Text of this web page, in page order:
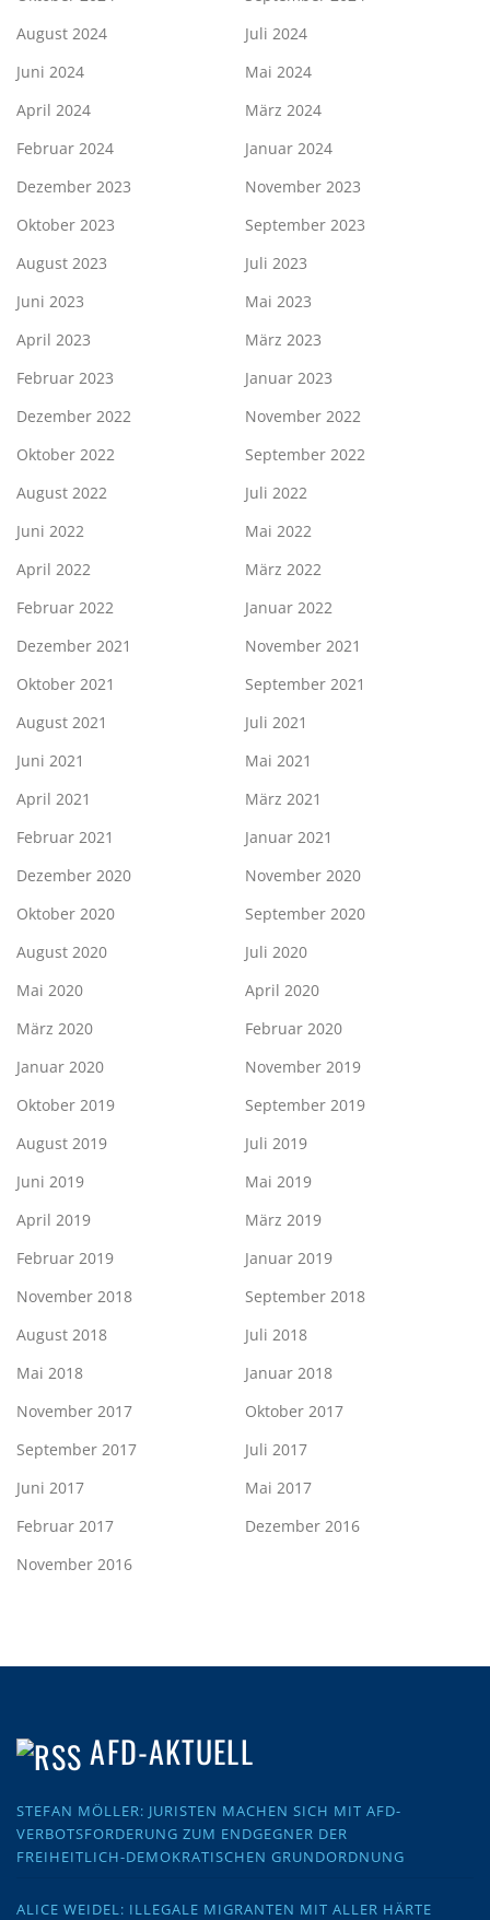
August 2024
Juli 2024
Juni 2024
Mai 2024
April 2024
März 2024
Februar 2024
Januar 2024
Dezember 2023
November 2023
Oktober 2023
September 2023
August 2023
Juli 2023
Juni 2023
Mai 2023
April 2023
März 2023
Februar 2023
Januar 2023
Dezember 2022
November 2022
Oktober 2022
September 2022
August 2022
Juli 2022
Juni 2022
Mai 2022
April 2022
März 2022
Februar 2022
Januar 2022
Dezember 2021
November 2021
Oktober 2021
September 2021
August 2021
Juli 2021
Juni 2021
Mai 2021
April 2021
März 2021
Februar 2021
Januar 2021
Dezember 2020
November 2020
Oktober 2020
September 2020
August 2020
Juli 2020
Mai 2020
April 2020
März 2020
Februar 2020
Januar 2020
November 2019
Oktober 2019
September 2019
August 2019
Juli 2019
Juni 2019
Mai 2019
April 2019
März 2019
Februar 2019
Januar 2019
November 2018
September 2018
August 2018
Juli 2018
Mai 2018
Januar 2018
November 2017
Oktober 2017
September 2017
Juli 2017
Juni 2017
Mai 2017
Februar 2017
Dezember 2016
November 2016
AFD-AKTUELL
STEFAN MÖLLER: JURISTEN MACHEN SICH MIT AFD-
VERBOTSFORDERUNG ZUM ENDGEGNER DER
FREIHEITLICH-DEMOKRATISCHEN GRUNDORDNUNG
ALICE WEIDEL: ILLEGALE MIGRANTEN MIT ALLER HÄRTE